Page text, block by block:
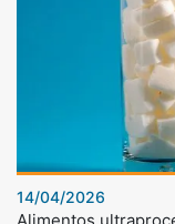
14/04/2026